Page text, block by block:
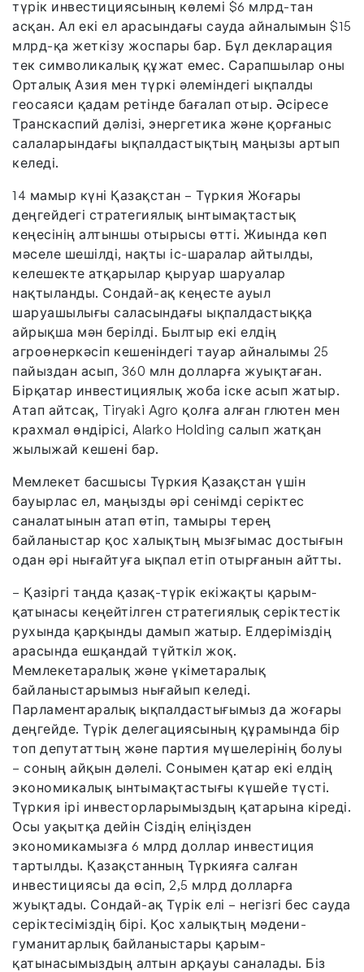
түрік инвестициясының көлемі $6 млрд-тан
асқан. Ал екі ел арасындағы сауда айналымын $15
млрд-қа жеткізу жоспары бар. Бұл декларация
тек символикалық құжат емес. Сарапшылар оны
Орталық Азия мен түркі әлеміндегі ықпалды
геосаяси қадам ретінде бағалап отыр. Әсіресе
Транскаспий дәлізі, энергетика және қорғаныс
салаларындағы ықпалдастықтың маңызы артып
келеді.
14 мамыр күні Қазақстан – Түркия Жоғары
деңгейдегі стратегиялық ынтымақтастық
кеңесінің алтыншы отырысы өтті. Жиында көп
мәселе шешілді, нақты іс-шаралар айтылды,
келешекте атқарылар қыруар шаруалар
нақтыланды. Сондай-ақ кеңесте ауыл
шаруашылығы саласындағы ықпалдастыққа
айрықша мән берілді. Былтыр екі елдің
агроөнеркәсіп кешеніндегі тауар айналымы 25
пайыздан асып, 360 млн долларға жуықтаған.
Бірқатар инвестициялық жоба іске асып жатыр.
Атап айтсақ, Tiryaki Agro қолға алған глютен мен
крахмал өндірісі, Alarko Holding салып жатқан
жылыжай кешені бар.
Мемлекет басшысы Түркия Қазақстан үшін
бауырлас ел, маңызды әрі сенімді серіктес
саналатынын атап өтіп, тамыры терең
байланыстар қос халықтың мызғымас достығын
одан әрі нығайтуға ықпал етіп отырғанын айтты.
– Қазіргі таңда қазақ-түрік екіжақты қарым-
қатынасы кеңейтілген стратегиялық серіктестік
рухында қарқынды дамып жатыр. Елдеріміздің
арасында ешқандай түйткіл жоқ.
Мемлекетаралық және үкіметаралық
байланыстарымыз нығайып келеді.
Парламентаралық ықпалдастығымыз да жоғары
деңгейде. Түрік делегациясының құрамында бір
топ депутаттың және партия мүшелерінің болуы
– соның айқын дәлелі. Сонымен қатар екі елдің
экономикалық ынтымақтастығы күшейе түсті.
Түркия ірі инвесторларымыздың қатарына кіреді.
Осы уақытқа дейін Сіздің еліңізден
экономикамызға 6 млрд доллар инвестиция
тартылды. Қазақстанның Түркияға салған
инвестициясы да өсіп, 2,5 млрд долларға
жуықтады. Сондай-ақ Түрік елі – негізгі бес сауда
серіктесіміздің бірі. Қос халықтың мәдени-
гуманитарлық байланыстары қарым-
қатынасымыздың алтын арқауы саналады. Біз